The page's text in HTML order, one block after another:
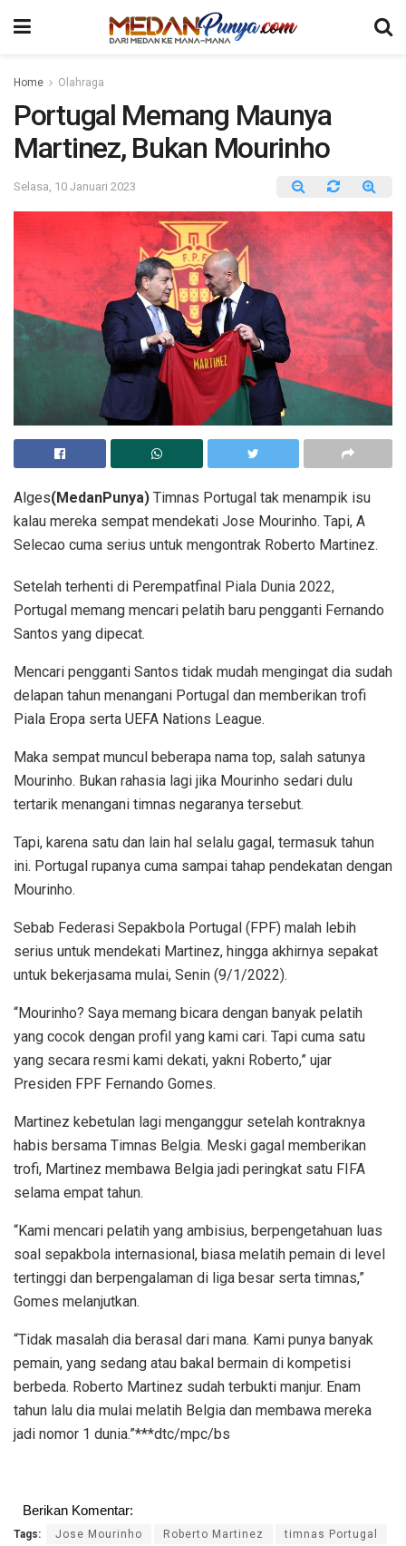
Home Olahraga
Portugal Memang Maunya
Martinez, Bukan Mourinho
Selasa, 10 Januari 2023
Alges(MedanPunya) Timnas Portugal tak menampik isu
kalau mereka sempat mendekati Jose Mourinho. Tapi, A
Selecao cuma serius untuk mengontrak Roberto Martinez.
Setelah terhenti di Perempatfinal Piala Dunia 2022,
Portugal memang mencari pelatih baru pengganti Fernando
Santos yang dipecat.
Mencari pengganti Santos tidak mudah mengingat dia sudah
delapan tahun menangani Portugal dan memberikan trofi
Piala Eropa serta UEFA Nations League.
Maka sempat muncul beberapa nama top, salah satunya
Mourinho. Bukan rahasia lagi jika Mourinho sedari dulu
tertarik menangani timnas negaranya tersebut.
Tapi, karena satu dan lain hal selalu gagal, termasuk tahun
ini. Portugal rupanya cuma sampai tahap pendekatan dengan
Mourinho.
Sebab Federasi Sepakbola Portugal (FPF) malah lebih
serius untuk mendekati Martinez, hingga akhirnya sepakat
untuk bekerjasama mulai, Senin (9/1/2022).
“Mourinho? Saya memang bicara dengan banyak pelatih
yang cocok dengan profil yang kami cari. Tapi cuma satu
yang secara resmi kami dekati, yakni Roberto,” ujar
Presiden FPF Fernando Gomes.
Martinez kebetulan lagi menganggur setelah kontraknya
habis bersama Timnas Belgia. Meski gagal memberikan
trofi, Martinez membawa Belgia jadi peringkat satu FIFA
selama empat tahun.
“Kami mencari pelatih yang ambisius, berpengetahuan luas
soal sepakbola internasional, biasa melatih pemain di level
tertinggi dan berpengalaman di liga besar serta timnas,”
Gomes melanjutkan.
“Tidak masalah dia berasal dari mana. Kami punya banyak
pemain, yang sedang atau bakal bermain di kompetisi
berbeda. Roberto Martinez sudah terbukti manjur. Enam
tahun lalu dia mulai melatih Belgia dan membawa mereka
jadi nomor 1 dunia.”***dtc/mpc/bs
Berikan Komentar:
Tags: Jose Mourinho Roberto Martinez timnas Portugal